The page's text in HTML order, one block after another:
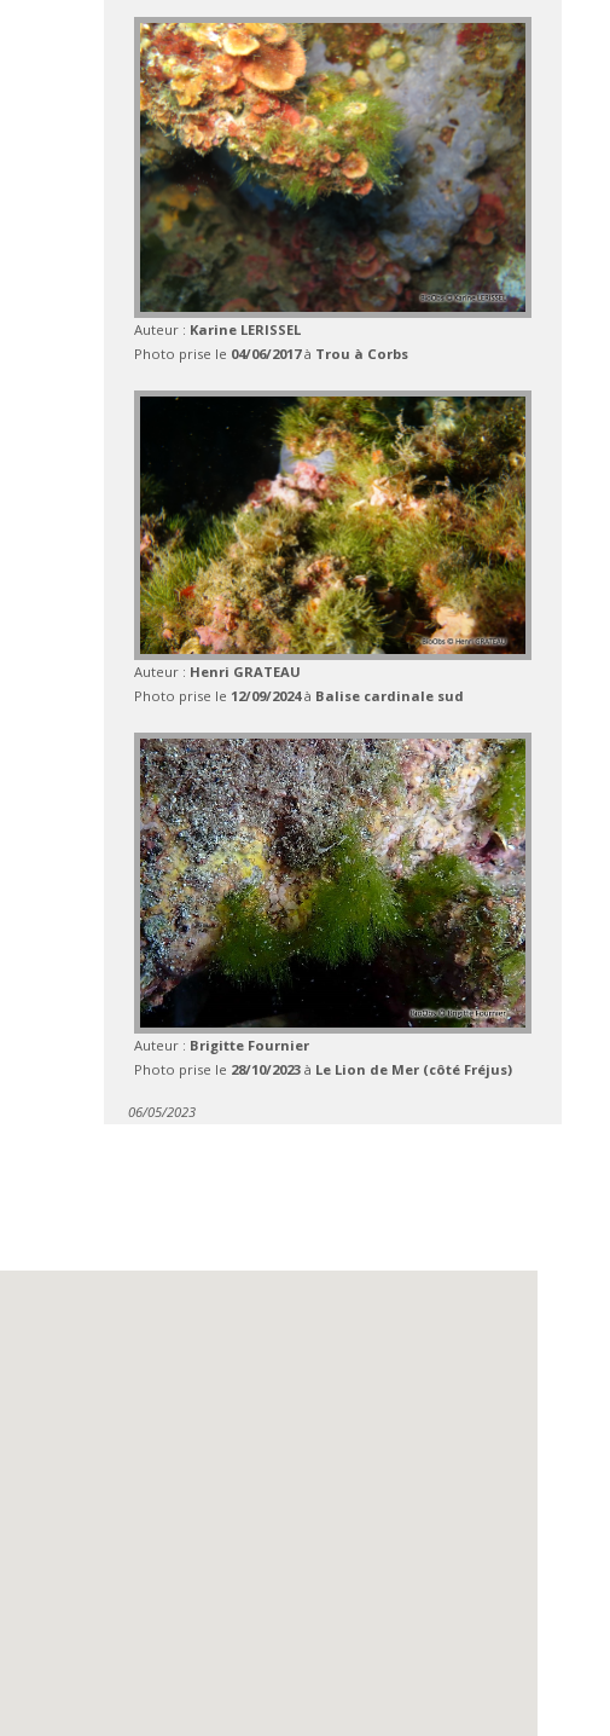
Auteur : Karine LERISSEL
Photo prise le 04/06/2017à Trou à Corbs
Auteur : Henri GRATEAU
Photo prise le 12/09/2024à Balise cardinale sud
Auteur : Brigitte Fournier
Photo prise le 28/10/2023à Le Lion de Mer (côté Fréjus)
06/05/2023